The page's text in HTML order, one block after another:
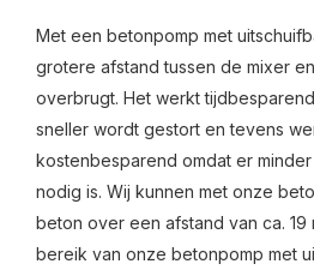
Met een betonpomp met
grotere afstand tussen de mixer
overbrugt. Het werkt
sneller wordt gestort en tevens
kostenbesparend omdat er
nodig is. Wij kunnen met onze
beton over een afstand van ca.
bereik van onze betonpomp met